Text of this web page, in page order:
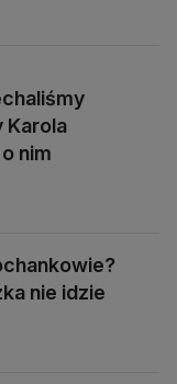
Karola
nim
nie idzie